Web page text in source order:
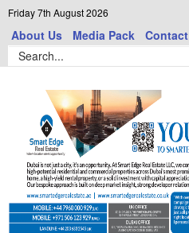
Friday 7th August 2026
About Us Media Pack Contact